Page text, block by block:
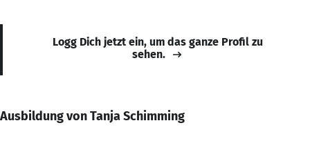
Logg Dich jetzt ein, um das ganze Profil zu
sehen.
Ausbildung von Tanja Schimming